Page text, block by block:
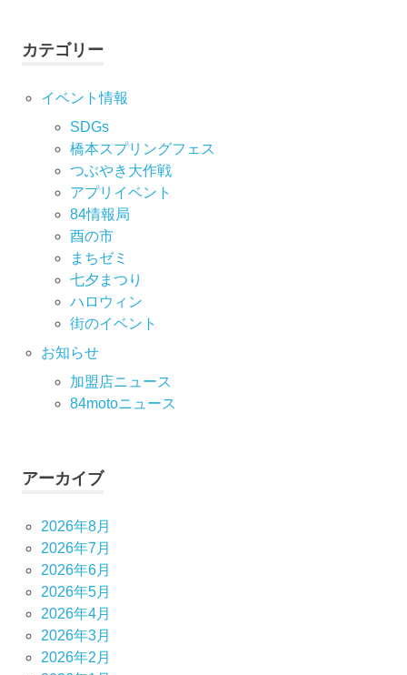
カテゴリー
イベント情報
SDGs
橋本スプリングフェス
つぶやき大作戦
アプリイベント
84情報局
酉の市
まちゼミ
七⼣まつり
ハロウィン
街のイベント
お知らせ
加盟店ニュース
84motoニュース
アーカイブ
2026年8月
2026年7月
2026年6月
2026年5月
2026年4月
2026年3月
2026年2月